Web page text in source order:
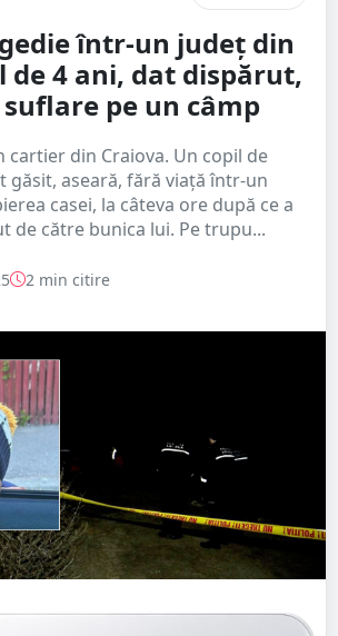
într-un județ din
de 4 ani, dat dispărut,
pe un câmp
cartier din Craiova. Un copil de
găsit, aseară, fără viaţă într-un
casei, la câteva ore după ce a
de către bunica lui. Pe trupu...
2 min citire